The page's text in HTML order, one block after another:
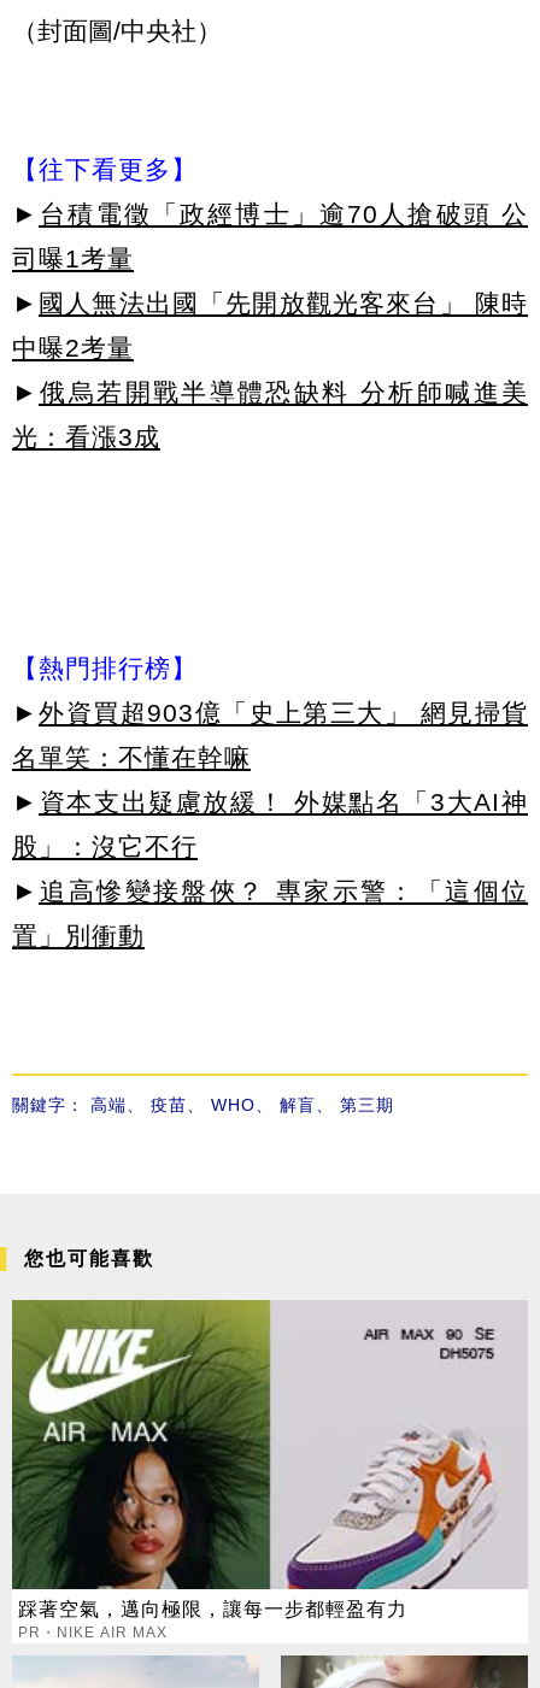
（封面圖/中央社）
【往下看更多】
► 台積電徵「政經博士」逾70人搶破頭 公
司曝1考量
► 國人無法出國「先開放觀光客來台」 陳時
中曝2考量
► 俄烏若開戰半導體恐缺料 分析師喊進美
光：看漲3成
【熱門排行榜】
► 外資買超903億「史上第三大」 網見掃貨
名單笑：不懂在幹嘛
► 資本支出疑慮放緩！ 外媒點名「3大AI神
股」：沒它不行
► 追高慘變接盤俠？ 專家示警：「這個位
置」別衝動
關鍵字： 高端 疫苗 WHO 解盲 第三期
您也可能喜歡
踩著空氣，邁向極限，讓每一步都輕盈有力
PR・NIKE AIR MAX